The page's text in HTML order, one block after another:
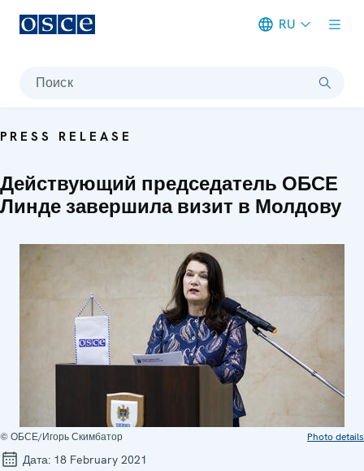
RU
Поиск
PRESS RELEASE
Действующий председатель ОБСЕ
Линде завершила визит в Молдову
© ОБСЕ/Игорь Скимбатор Photo details
Дата: 18 February 2021